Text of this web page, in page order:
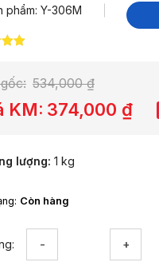
phẩm: Y-306M
534,000₫
KM: 374,000 ₫
lượng 1 kg
Còn hàng